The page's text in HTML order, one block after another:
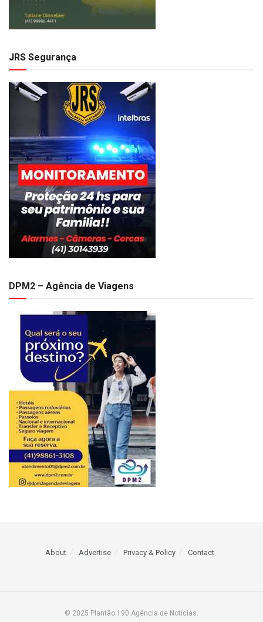
JRS Segurança
DPM2 – Agência de Viagens
About Advertise Privacy & Policy Contact
© 2025 Plantão 190 Agência de Notícias.